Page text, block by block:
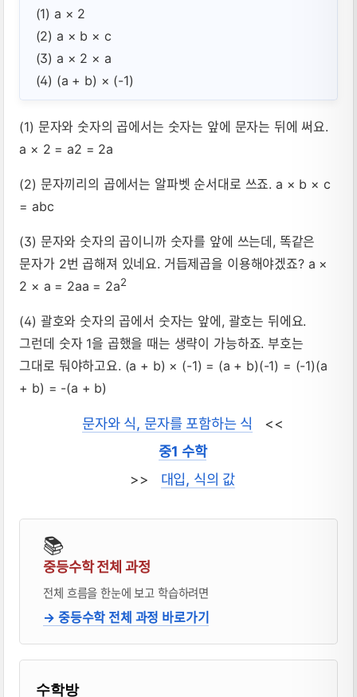
(1) a × 2
(2) a × b × c
(3) a × 2 × a
(4) (a + b) × (-1)
(1) 문자와 숫자의 곱에서는 숫자는 앞에 문자는 뒤에 써요.
a × 2 = a2 = 2a
(2) 문자끼리의 곱에서는 알파벳 순서대로 쓰죠. a × b × c
= abc
(3) 문자와 숫자의 곱이니까 숫자를 앞에 쓰는데, 똑같은
문자가 2번 곱해져 있네요. 거듭제곱을 이용해야겠죠? a ×
2 × a = 2aa = 2a2
(4) 괄호와 숫자의 곱에서 숫자는 앞에, 괄호는 뒤에요.
그런데 숫자 1을 곱했을 때는 생략이 가능하죠. 부호는
그대로 둬야하고요. (a + b) × (-1) = (a + b)(-1) = (-1)(a
+ b) = -(a + b)
문자와 식, 문자를 포함하는 식
<<
중1 수학
>> 대입, 식의 값
📚
중등수학 전체 과정
전체 흐름을 한눈에 보고 학습하려면
→ 중등수학 전체 과정 바로가기
블로거 & 출판 교재 소개
수학방